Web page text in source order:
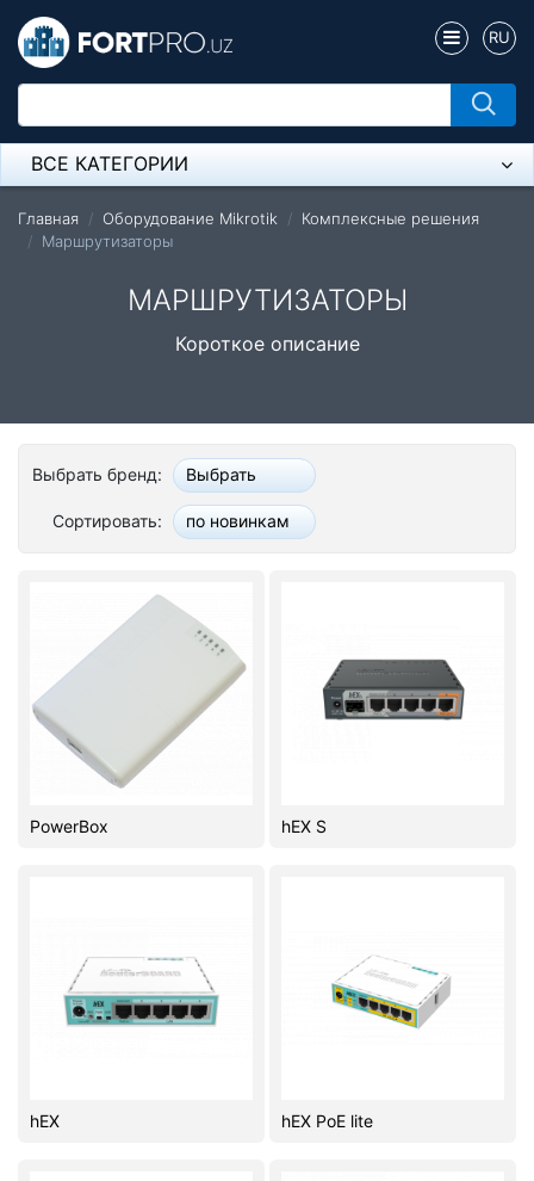
RU
ВСЕ КАТЕГОРИИ
Микрофон
Оборудование Mikrotik
Модемы ADSL, Wan/Lan Роутеры, Wi-Fi
IP Телефония
Серверное оборудование
UPS Источники бесперебойного питания
Мышки и Клавиатуры
Наушники
Digital Signage
Видеонаблюдение
Комплектующие ПК
Главная Оборудование Mikrotik
Комплексные решения
Маршрутизаторы
МАРШРУТИЗАТОРЫ
Короткое описание
Выбрать бренд: Выбрать
Сортировать: по новинкам
PowerBox hEX S
hEX hEX PoE lite